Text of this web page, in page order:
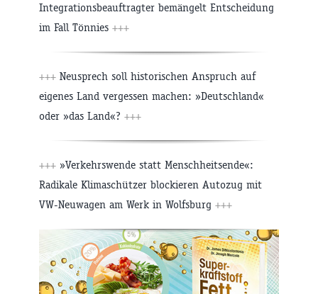
Integrationsbeauftragter bemängelt Entscheidung
im Fall Tönnies +++
+++ Neusprech soll historischen Anspruch auf
eigenes Land vergessen machen: »Deutschland«
oder »das Land«? +++
+++ »Verkehrswende statt Menschheitsende«:
Radikale Klimaschützer blockieren Autozug mit
VW-Neuwagen am Werk in Wolfsburg +++